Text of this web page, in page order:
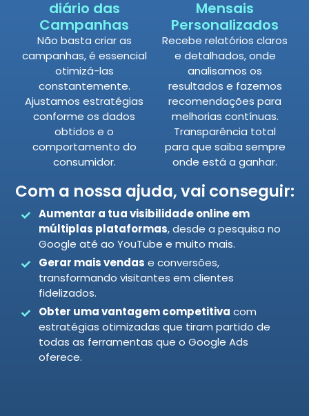
diário das
Campanhas
Não basta criar as
campanhas, é essencial
otimizá-las
constantemente.
Ajustamos estratégias
conforme os dados
obtidos e o
comportamento do
consumidor.
Mensais
Personalizados
Recebe relatórios claros
e detalhados, onde
analisamos os
resultados e fazemos
recomendações para
melhorias contínuas.
Transparência total
para que saiba sempre
onde está a ganhar.
Com a nossa ajuda, vai conseguir:
Aumentar a tua visibilidade online em
múltiplas plataformas, desde a pesquisa no
Google até ao YouTube e muito mais.
Gerar mais vendas e conversões,
transformando visitantes em clientes
fidelizados.
Obter uma vantagem competitiva com
estratégias otimizadas que tiram partido de
todas as ferramentas que o Google Ads
oferece.